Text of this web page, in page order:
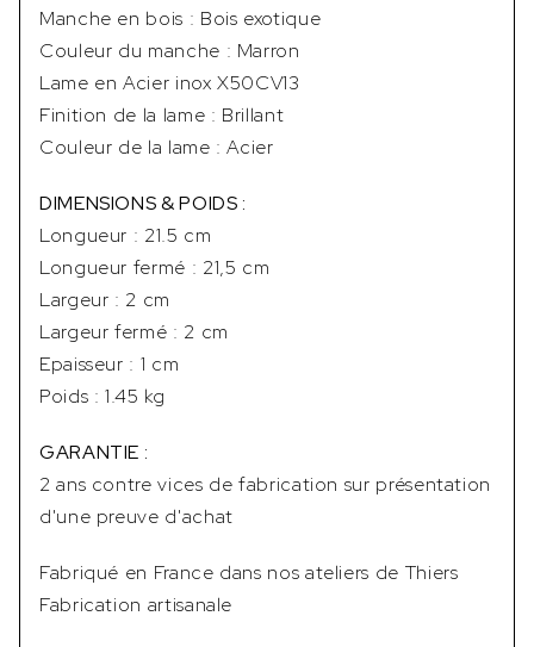
Manche en bois : Bois exotique
Couleur du manche : Marron
Lame en Acier inox X50CV13
Finition de la lame : Brillant
Couleur de la lame : Acier
DIMENSIONS & POIDS :
Longueur : 21.5 cm
Longueur fermé : 21,5 cm
Largeur : 2 cm
Largeur fermé : 2 cm
Epaisseur : 1 cm
Poids : 1.45 kg
GARANTIE :
2 ans contre vices de fabrication sur présentation
d'une preuve d'achat
Fabriqué en France dans nos ateliers de Thiers
Fabrication artisanale